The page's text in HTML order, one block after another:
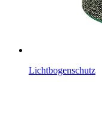
Lichtbogenschutz